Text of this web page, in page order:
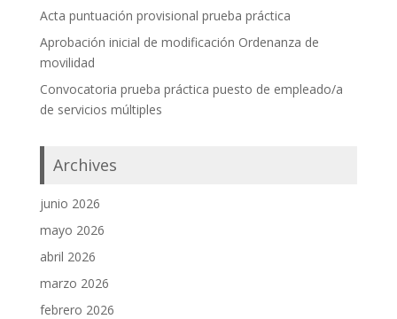
Acta puntuación provisional prueba práctica
Aprobación inicial de modificación Ordenanza de
movilidad
Convocatoria prueba práctica puesto de empleado/a
de servicios múltiples
Archives
junio 2026
mayo 2026
abril 2026
marzo 2026
febrero 2026